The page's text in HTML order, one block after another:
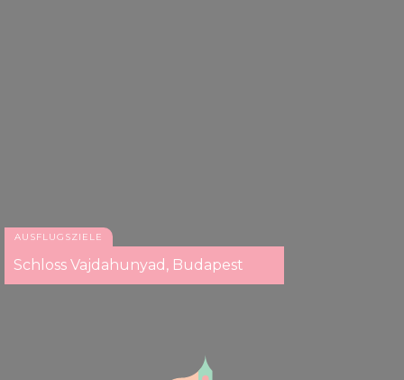
AUSFLUGSZIELE
Schloss Vajdahunyad, Budapest